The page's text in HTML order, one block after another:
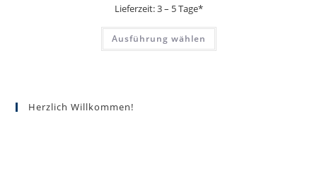
Lieferzeit:3 – 5 Tage*
Ausführung wählen
Dieses
weist
Herzlich Willkommen!